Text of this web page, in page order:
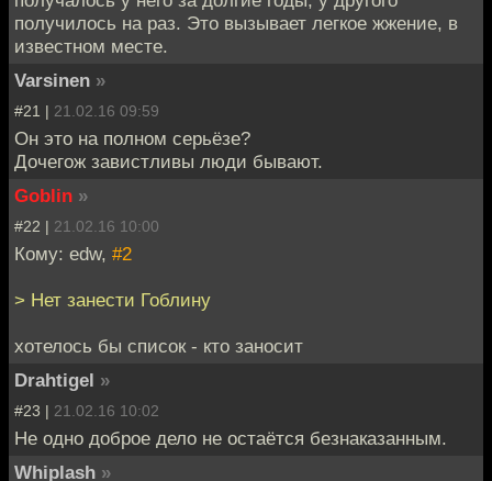
получилось на раз. Это вызывает легкое жжение, в
известном месте.
Varsinen »
#21 | 21.02.16 09:59
Он это на полном серьёзе?
Дочегож завистливы люди бывают.
Goblin »
#22 | 21.02.16 10:00
Кому: edw, #2
> Нет занести Гоблину
хотелось бы список - кто заносит
Drahtigel »
#23 | 21.02.16 10:02
Не одно доброе дело не остаётся безнаказанным.
Whiplash »